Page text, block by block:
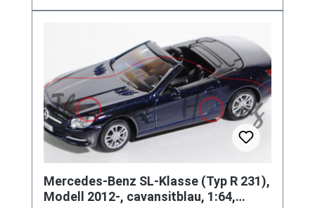
Mercedes-Benz SL-Klasse (Typ R 231),
Modell 2012-, cavansitblau, 1:64,